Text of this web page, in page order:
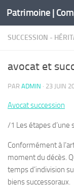
Skip to content
SUCCESSION -
avocat et
PAR ADMIN · 23 JUIN
Avocat succession
/1 Les étapes d’une
Conformément à
moment du décès.
temps d’indivision
biens successoraux.